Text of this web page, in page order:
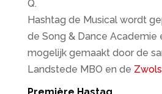
Q.
Hashtag de Musical wordt
de Song & Dance Academie
mogelijk gemaakt door de
Landstede MBO en de